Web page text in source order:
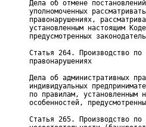
Дела об отмене
уполномоченных
правонарушениях,
установленным настоящим
предусмотренных
Статья 264. Производство по
правонарушениях
Дела об административных
индивидуальных
по правилам, установленным
особенностей,
Статья 265. Производство по